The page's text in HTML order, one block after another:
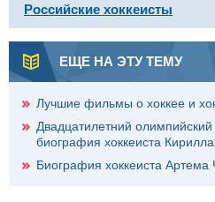
Российские хоккеисты
ЕЩЕ НА ЭТУ ТЕМУ
Лучшие фильмы о хоккее и
Двадцатилетний
биография хоккеиста
Биография хоккеиста Артема